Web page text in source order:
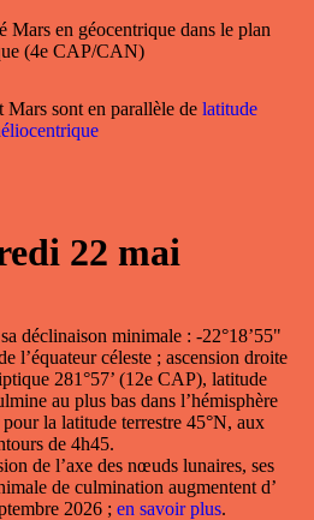
en géocentrique dans le plan
(4e CAP/CAN)
sont en parallèle de latitude
22 mai
déclinaison minimale: -22°18’55"
l’équateur céleste ; ascension droite
281°57’ (12e CAP), latitude
au plus bas dans l’hémisphère
la latitude terrestre 45°N, aux
de 4h45.
de l’axe des nœuds lunaires, ses
de culmination augmentent d’
2026 ; en savoir plus.